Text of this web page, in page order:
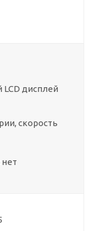
дисплей
, скорость
нет